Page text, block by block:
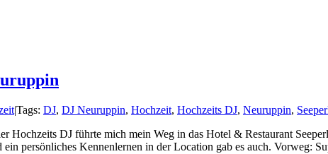
|Tags: DJ, DJ Neuruppin, Hochzeit, Hochzeits DJ, Neuruppin,
Hochzeits DJ führte mich mein Weg in das Hotel & Restaurant
persönliches Kennenlernen in der Location gab es auch. Vorweg: